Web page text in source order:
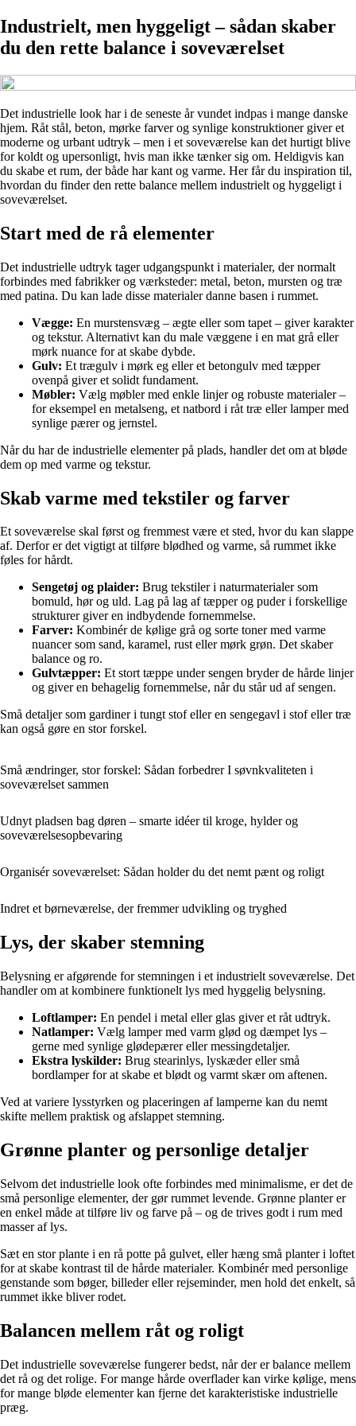
Industrielt, men hyggeligt – sådan skaber
du den rette balance i soveværelset
Det industrielle look har i de seneste år vundet indpas i mange danske
hjem. Råt stål, beton, mørke farver og synlige konstruktioner giver et
moderne og urbant udtryk – men i et soveværelse kan det hurtigt blive
for koldt og upersonligt, hvis man ikke tænker sig om. Heldigvis kan
du skabe et rum, der både har kant og varme. Her får du inspiration til,
hvordan du finder den rette balance mellem industrielt og hyggeligt i
soveværelset.
Start med de rå elementer
Det industrielle udtryk tager udgangspunkt i materialer, der normalt
forbindes med fabrikker og værksteder: metal, beton, mursten og træ
med patina. Du kan lade disse materialer danne basen i rummet.
Vægge: En murstensvæg – ægte eller som tapet – giver karakter
og tekstur. Alternativt kan du male væggene i en mat grå eller
mørk nuance for at skabe dybde.
Gulv: Et trægulv i mørk eg eller et betongulv med tæpper
ovenpå giver et solidt fundament.
Møbler: Vælg møbler med enkle linjer og robuste materialer –
for eksempel en metalseng, et natbord i råt træ eller lamper med
synlige pærer og jernstel.
Når du har de industrielle elementer på plads, handler det om at bløde
dem op med varme og tekstur.
Skab varme med tekstiler og farver
Et soveværelse skal først og fremmest være et sted, hvor du kan slappe
af. Derfor er det vigtigt at tilføre blødhed og varme, så rummet ikke
føles for hårdt.
Sengetøj og plaider: Brug tekstiler i naturmaterialer som
bomuld, hør og uld. Lag på lag af tæpper og puder i forskellige
strukturer giver en indbydende fornemmelse.
Farver: Kombinér de kølige grå og sorte toner med varme
nuancer som sand, karamel, rust eller mørk grøn. Det skaber
balance og ro.
Gulvtæpper: Et stort tæppe under sengen bryder de hårde linjer
og giver en behagelig fornemmelse, når du står ud af sengen.
Små detaljer som gardiner i tungt stof eller en sengegavl i stof eller træ
kan også gøre en stor forskel.
Små ændringer, stor forskel: Sådan forbedrer I søvnkvaliteten i
soveværelset sammen
Udnyt pladsen bag døren – smarte idéer til kroge, hylder og
soveværelsesopbevaring
Organisér soveværelset: Sådan holder du det nemt pænt og roligt
Indret et børneværelse, der fremmer udvikling og tryghed
Lys, der skaber stemning
Belysning er afgørende for stemningen i et industrielt soveværelse. Det
handler om at kombinere funktionelt lys med hyggelig belysning.
Loftlamper: En pendel i metal eller glas giver et råt udtryk.
Natlamper: Vælg lamper med varm glød og dæmpet lys –
gerne med synlige glødepærer eller messingdetaljer.
Ekstra lyskilder: Brug stearinlys, lyskæder eller små
bordlamper for at skabe et blødt og varmt skær om aftenen.
Ved at variere lysstyrken og placeringen af lamperne kan du nemt
skifte mellem praktisk og afslappet stemning.
Grønne planter og personlige detaljer
Selvom det industrielle look ofte forbindes med minimalisme, er det de
små personlige elementer, der gør rummet levende. Grønne planter er
en enkel måde at tilføre liv og farve på – og de trives godt i rum med
masser af lys.
Sæt en stor plante i en rå potte på gulvet, eller hæng små planter i loftet
for at skabe kontrast til de hårde materialer. Kombinér med personlige
genstande som bøger, billeder eller rejseminder, men hold det enkelt, så
rummet ikke bliver rodet.
Balancen mellem råt og roligt
Det industrielle soveværelse fungerer bedst, når der er balance mellem
det rå og det rolige. For mange hårde overflader kan virke kølige, mens
for mange bløde elementer kan fjerne det karakteristiske industrielle
præg.